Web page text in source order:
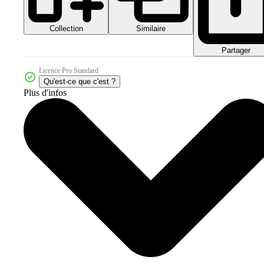
Collection Similaire
Partager
Licence Pro Standard
Qu'est-ce que c'est ?
Plus d'infos